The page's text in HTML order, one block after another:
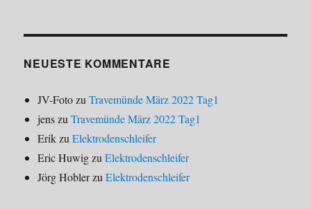
NEUESTE KOMMENTARE
JV-FotozuTravemünde März 2022 Tag1
jenszuTravemünde März 2022 Tag1
ErikzuElektrodenschleifer
Eric HuwigzuElektrodenschleifer
Jörg HoblerzuElektrodenschleifer